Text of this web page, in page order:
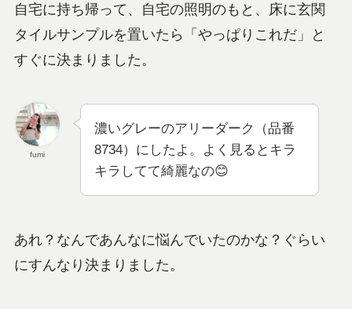
自宅に持ち帰って、自宅の照明のもと、床に玄関
タイルサンプルを置いたら「やっぱりこれだ」と
すぐに決まりました。
fumi
濃いグレーのアリーダーク（品番
8734）にしたよ。よく見るとキラ
キラしてて綺麗なの😊
あれ？なんであんなに悩んでいたのかな？ぐらい
にすんなり決まりました。